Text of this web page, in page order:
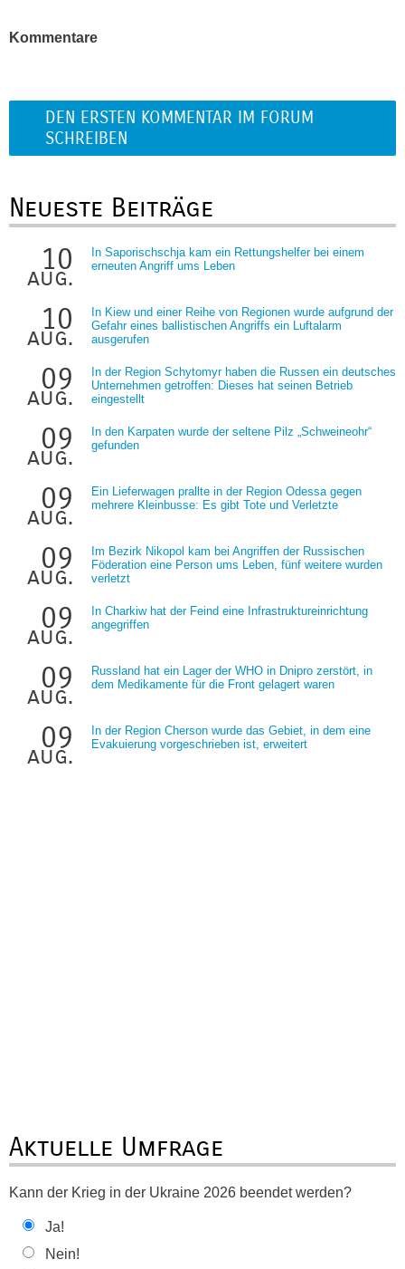
Kommentare
DEN ERSTEN KOMMENTAR IM FORUM
SCHREIBEN
Neueste Beiträge
10
aug.
In Saporischschja kam ein Rettungshelfer bei einem
erneuten Angriff ums Leben
10
aug.
In Kiew und einer Reihe von Regionen wurde aufgrund der
Gefahr eines ballistischen Angriffs ein Luftalarm
ausgerufen
09
aug.
In der Region Schytomyr haben die Russen ein deutsches
Unternehmen getroffen: Dieses hat seinen Betrieb
eingestellt
09
aug.
In den Karpaten wurde der seltene Pilz „Schweineohr“
gefunden
09
aug.
Ein Lieferwagen prallte in der Region Odessa gegen
mehrere Kleinbusse: Es gibt Tote und Verletzte
09
aug.
Im Bezirk Nikopol kam bei Angriffen der Russischen
Föderation eine Person ums Leben, fünf weitere wurden
verletzt
09
aug.
In Charkiw hat der Feind eine Infrastruktureinrichtung
angegriffen
09
aug.
Russland hat ein Lager der WHO in Dnipro zerstört, in
dem Medikamente für die Front gelagert waren
09
aug.
In der Region Cherson wurde das Gebiet, in dem eine
Evakuierung vorgeschrieben ist, erweitert
Aktuelle Umfrage
Kann der Krieg in der Ukraine 2026 beendet werden?
Ja!
Nein!